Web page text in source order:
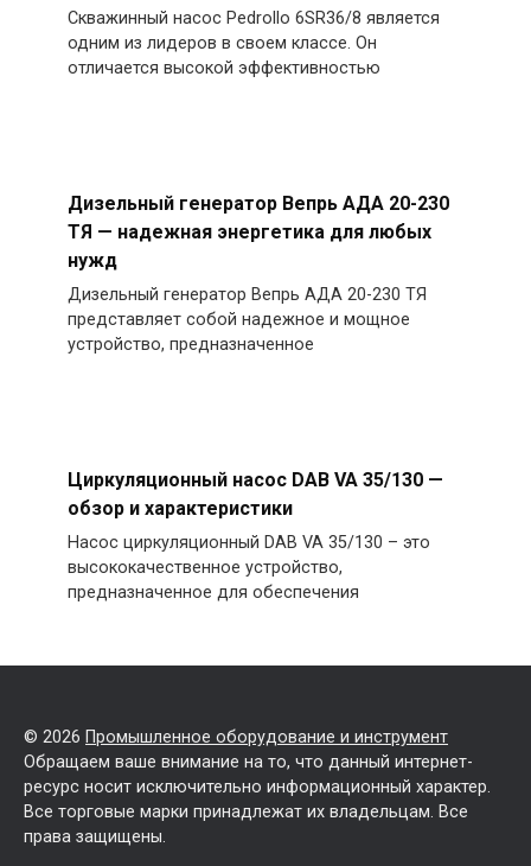
Скважинный насос Pedrollo 6SR36/8 является
одним из лидеров в своем классе. Он
отличается высокой эффективностью
Дизельный генератор Вепрь АДА 20-230
ТЯ — надежная энергетика для любых
нужд
Дизельный генератор Вепрь АДА 20-230 ТЯ
представляет собой надежное и мощное
устройство, предназначенное
Циркуляционный насос DAB VA 35/130 —
обзор и характеристики
Насос циркуляционный DAB VA 35/130 – это
высококачественное устройство,
предназначенное для обеспечения
© 2026 Промышленное оборудование и инструмент
Обращаем ваше внимание на то, что данный интернет-
ресурс носит исключительно информационный характер.
Все торговые марки принадлежат их владельцам. Все
права защищены.